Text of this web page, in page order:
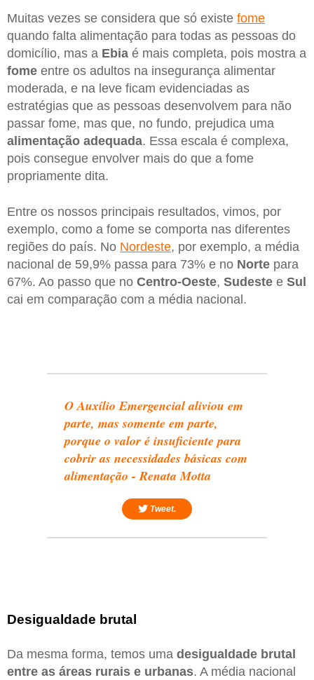
Muitas vezes se considera que só existe fome
quando falta alimentação para todas as pessoas do
domicílio, mas a Ebia é mais completa, pois mostra a
fome entre os adultos na insegurança alimentar
moderada, e na leve ficam evidenciadas as
estratégias que as pessoas desenvolvem para não
passar fome, mas que, no fundo, prejudica uma
alimentação adequada. Essa escala é complexa,
pois consegue envolver mais do que a fome
propriamente dita.
Entre os nossos principais resultados, vimos, por
exemplo, como a fome se comporta nas diferentes
regiões do país. No Nordeste, por exemplo, a média
nacional de 59,9% passa para 73% e no Norte para
67%. Ao passo que no Centro-Oeste, Sudeste e Sul
cai em comparação com a média nacional.
O Auxílio Emergencial aliviou em
parte, mas somente em parte,
porque o valor é insuficiente para
cobrir as necessidades básicas com
alimentação - Renata Motta
Tweet.
Desigualdade brutal
Da mesma forma, temos uma desigualdade brutal
entre as áreas rurais e urbanas. A média nacional